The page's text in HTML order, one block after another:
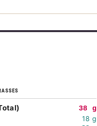
38 g
18 g